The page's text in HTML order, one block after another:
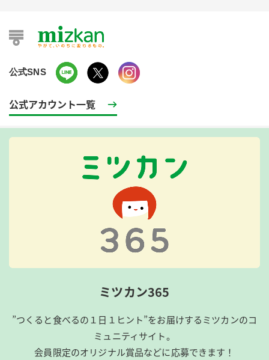
公式SNS
公式アカウント一覧
ミツカン365
”つくると食べるの１日１ヒント”をお届けするミツカンのコ
ミュニティサイト。
会員限定のオリジナル賞品などに応募できます！